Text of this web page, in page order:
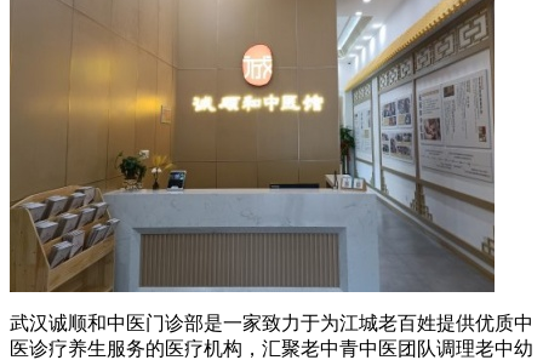
武汉诚顺和中医门诊部是一家致力于为江城老百姓提供优质中
医诊疗养生服务的医疗机构，汇聚老中青中医团队调理老中幼